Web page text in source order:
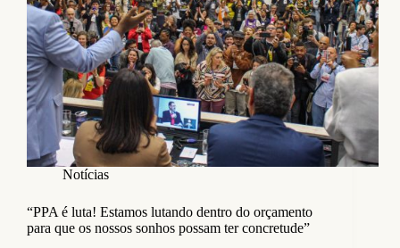
Notícias
“PPA é luta! Estamos lutando dentro do orçamento
para que os nossos sonhos possam ter concretude”